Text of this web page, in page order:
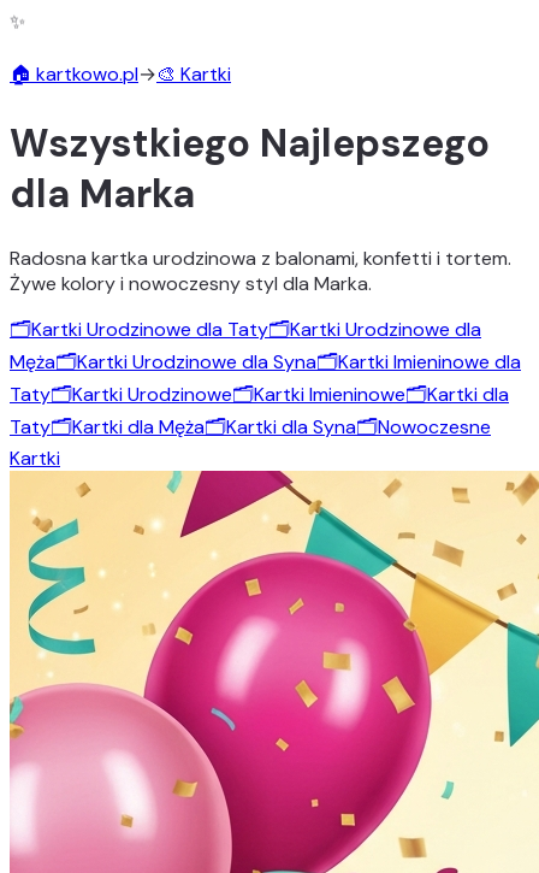
✨
🏠 kartkowo.pl→🎨 Kartki
Wszystkiego Najlepszego
dla Marka
Radosna kartka urodzinowa z balonami, konfetti i tortem.
Żywe kolory i nowoczesny styl dla Marka.
🗂️Kartki Urodzinowe dla Taty🗂️Kartki Urodzinowe dla
Męża🗂️Kartki Urodzinowe dla Syna🗂️Kartki Imieninowe dla
Taty🗂️Kartki Urodzinowe🗂️Kartki Imieninowe🗂️Kartki dla
Taty🗂️Kartki dla Męża🗂️Kartki dla Syna🗂️Nowoczesne
Kartki